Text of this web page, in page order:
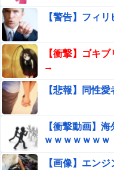
【警告】フィ
【衝撃】ゴキ
→
【悲報】同性
【衝撃動画】
ｗｗｗｗｗｗｗ
【画像】エン